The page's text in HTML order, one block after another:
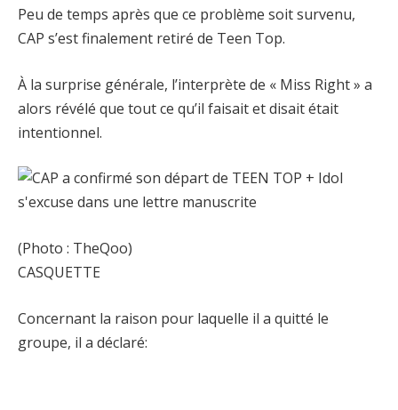
Peu de temps après que ce problème soit survenu,
CAP s’est finalement retiré de Teen Top.
À la surprise générale, l’interprète de « Miss Right » a
alors révélé que tout ce qu’il faisait et disait était
intentionnel.
(Photo : TheQoo)
CASQUETTE
Concernant la raison pour laquelle il a quitté le
groupe, il a déclaré: